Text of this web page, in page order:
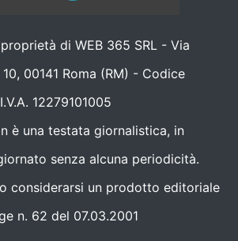
di WEB 365 SRL - Via
00141 Roma (RM) - Codice
12279101005
è una testata giornalistica, in
senza alcuna periodicità.
considerarsi un prodotto editoriale
n. 62 del 07.03.2001